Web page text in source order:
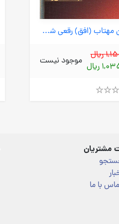
مهمان مهتاب (افق) رقعی شومیز
ریال
ریال
موجود نیست
مشتریان
با ما